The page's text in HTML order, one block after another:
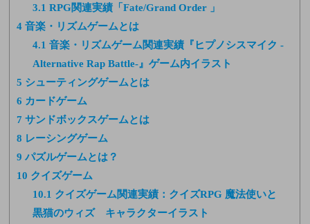
3.1 RPG関連実績「Fate/Grand Order 」
4 音楽・リズムゲームとは
4.1 音楽・リズムゲーム関連実績『ヒプノシスマイク -
Alternative Rap Battle-』ゲーム内イラスト
5 シューティングゲームとは
6 カードゲーム
7 サンドボックスゲームとは
8 レーシングゲーム
9 パズルゲームとは？
10 クイズゲーム
10.1 クイズゲーム関連実績：クイズRPG 魔法使いと
黒猫のウィズ キャラクターイラスト